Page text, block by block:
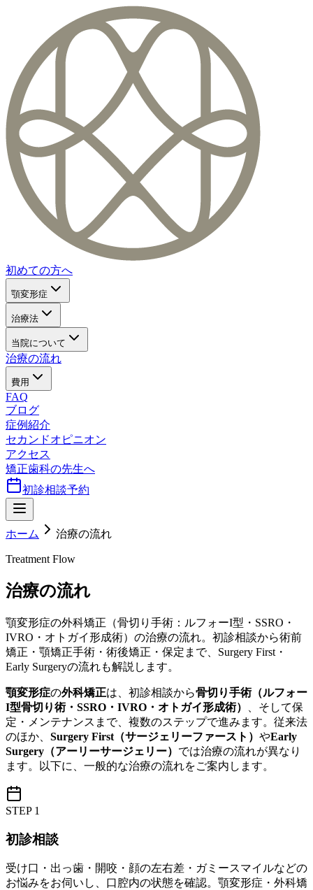
初めての方へ
顎変形症
治療法
当院について
治療の流れ
費用
FAQ
ブログ
症例紹介
セカンドオピニオン
アクセス
矯正歯科の先生へ
初診相談予約
ホーム 治療の流れ
Treatment Flow
治療の流れ
顎変形症の外科矯正（骨切り手術：ルフォーI型・SSRO・
IVRO・オトガイ形成術）の治療の流れ。初診相談から術前
矯正・顎矯正手術・術後矯正・保定まで、Surgery First・
Early Surgeryの流れも解説します。
顎変形症の外科矯正は、初診相談から骨切り手術（ルフォー
I型骨切り術・SSRO・IVRO・オトガイ形成術）
、そして保
定・メンテナンスまで、複数のステップで進みます。従来法
のほか、 Surgery First（サージェリーファースト） やEarly
Surgery（アーリーサージェリー） では治療の流れが異なり
ます。以下に、一般的な治療の流れをご案内します。
STEP 1
初診相談
受け口・出っ歯・開咬・顔の左右差・ガミースマイルなどの
お悩みをお伺いし、口腔内の状態を確認。顎変形症・外科矯